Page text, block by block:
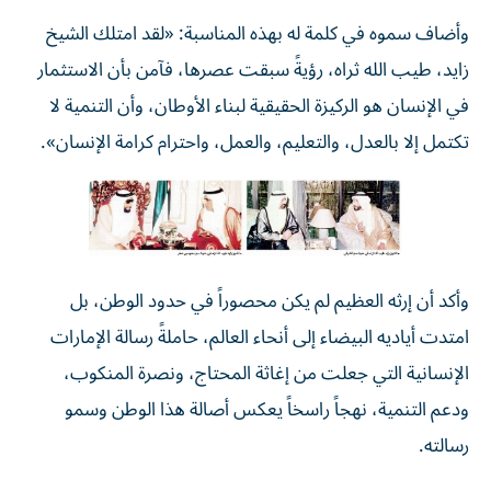
وأضاف سموه في كلمة له بهذه المناسبة: «لقد امتلك الشيخ
زايد، طيب الله ثراه، رؤيةً سبقت عصرها، فآمن بأن الاستثمار
في الإنسان هو الركيزة الحقيقية لبناء الأوطان، وأن التنمية لا
تكتمل إلا بالعدل، والتعليم، والعمل، واحترام كرامة الإنسان».
وأكد أن إرثه العظيم لم يكن محصوراً في حدود الوطن، بل
امتدت أياديه البيضاء إلى أنحاء العالم، حاملةً رسالة الإمارات
الإنسانية التي جعلت من إغاثة المحتاج، ونصرة المنكوب،
ودعم التنمية، نهجاً راسخاً يعكس أصالة هذا الوطن وسمو
رسالته.